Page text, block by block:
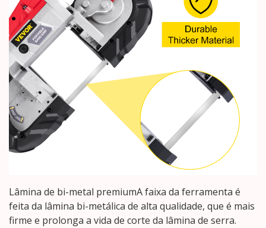
Lâmina de bi-metal premiumA faixa da ferramenta é
feita da lâmina bi-metálica de alta qualidade, que é mais
firme e prolonga a vida de corte da lâmina de serra.